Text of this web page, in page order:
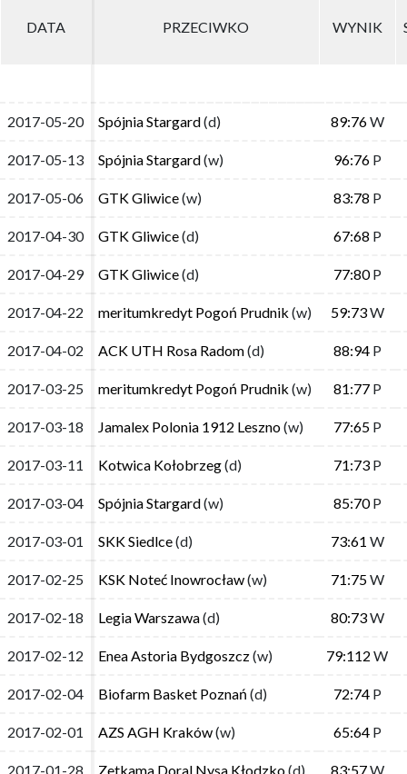
DATA PRZECIWKO WYNIK
2017-05-20 Spójnia Stargard(d) 89:76W
2017-05-13 Spójnia Stargard(w) 96:76P
2017-05-06 GTK Gliwice(w) 83:78 P
2017-04-30 GTK Gliwice(d) 67:68 P
2017-04-29 GTK Gliwice(d) 77:80P
2017-04-22 meritumkredyt Pogoń Prudnik (w) 59:73W
2017-04-02 ACK UTH Rosa Radom(d) 88:94P
2017-03-25 meritumkredyt Pogoń Prudnik (w) 81:77P
2017-03-18 Jamalex Polonia 1912 Leszno(w) 77:65P
2017-03-11 Kotwica Kołobrzeg(d) 71:73P
2017-03-04 Spójnia Stargard(w) 85:70P
2017-03-01 SKK Siedlce(d) 73:61 W
2017-02-25 KSK Noteć Inowrocław(w) 71:75W
2017-02-18 Legia Warszawa(d) 80:73W
2017-02-12 Enea Astoria Bydgoszcz(w) 79:112 W
2017-02-04 Biofarm Basket Poznań (d) 72:74P
2017-02-01 AZS AGH Kraków(w) 65:64P
2017-01-28 Zetkama Doral Nysa Kłodzko(d) 83:57W
DATA PRZECIWKO WYNIK
2017-05-20 Spójnia Stargard(d) 89:76W
2017-05-13 Spójnia Stargard(w) 96:76P
2017-05-06 GTK Gliwice(w) 83:78 P
2017-04-30 GTK Gliwice(d) 67:68 P
2017-04-29 GTK Gliwice(d) 77:80P
2017-04-22 meritumkredyt Pogoń Prudnik (w) 59:73W
2017-04-02 ACK UTH Rosa Radom(d) 88:94P
2017-03-25 meritumkredyt Pogoń Prudnik (w) 81:77P
2017-03-18 Jamalex Polonia 1912 Leszno(w) 77:65P
2017-03-11 Kotwica Kołobrzeg(d) 71:73P
2017-03-04 Spójnia Stargard(w) 85:70P
2017-03-01 SKK Siedlce(d) 73:61 W
2017-02-25 KSK Noteć Inowrocław(w) 71:75W
2017-02-18 Legia Warszawa(d) 80:73W
2017-02-12 Enea Astoria Bydgoszcz(w) 79:112 W
2017-02-04 Biofarm Basket Poznań (d) 72:74P
2017-02-01 AZS AGH Kraków(w) 65:64P
2017-01-28 Zetkama Doral Nysa Kłodzko(d) 83:57W